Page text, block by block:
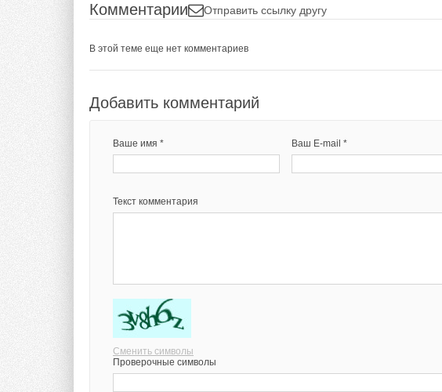
Комментарии Отправить ссылку другу
В этой теме еще нет комментариев
Добавить комментарий
Ваше имя * Ваш E-mail *
Текст комментария
Сменить символы
Проверочные символы